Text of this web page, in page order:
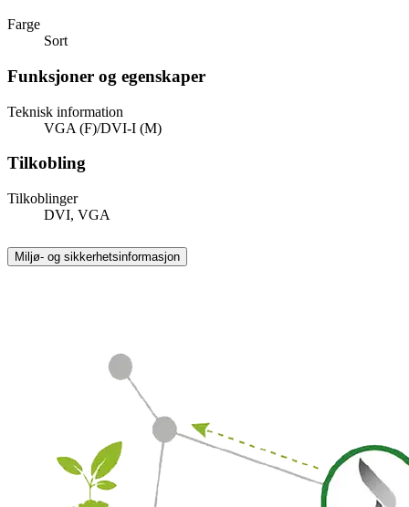
Farge
Sort
Funksjoner og egenskaper
Teknisk information
VGA (F)/DVI-I (M)
Tilkobling
Tilkoblinger
DVI, VGA
Miljø- og sikkerhetsinformasjon